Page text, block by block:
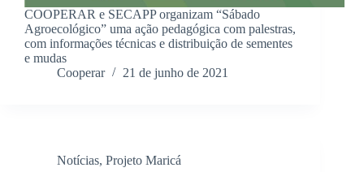
COOPERAR e SECAPP organizam “Sábado
Agroecológico” uma ação pedagógica com palestras,
com informações técnicas e distribuição de sementes
e mudas
Cooperar
21 de junho de 2021
Notícias, Projeto Maricá